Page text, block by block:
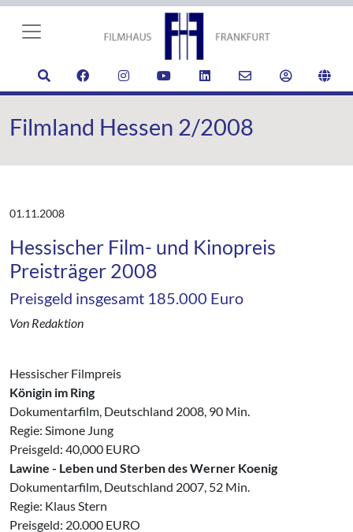
Filmland Hessen 2/2008
01.11.2008
Hessischer Film- und Kinopreis
Preisträger 2008
Preisgeld insgesamt 185.000 Euro
Von Redaktion
Hessischer Filmpreis
Königin im Ring
Dokumentarfilm, Deutschland 2008, 90 Min.
Regie: Simone Jung
Preisgeld: 40,000 EURO
Lawine - Leben und Sterben des Werner Koenig
Dokumentarfilm, Deutschland 2007, 52 Min.
Regie: Klaus Stern
Preisgeld: 20.000 EURO